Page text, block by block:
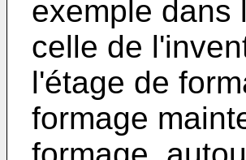
exemple
celle de
l'étage de
formage